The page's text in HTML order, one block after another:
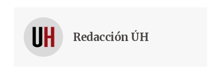
Redacción ÚH